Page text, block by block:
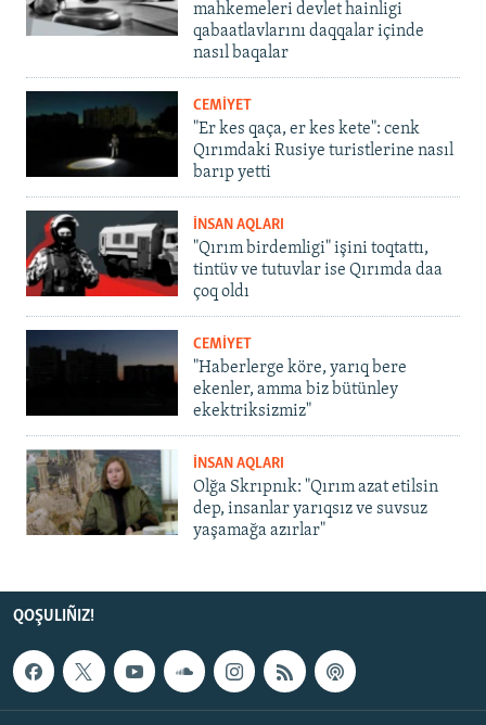
mahkemeleri devlet hainligi
qabaatlavlarını daqqalar içinde
nasıl baqalar
CEMİYET
"Er kes qaça, er kes kete": cenk
Qırımdaki Rusiye turistlerine nasıl
barıp yetti
İNSAN AQLARI
"Qırım birdemligi" işini toqtattı,
tintüv ve tutuvlar ise Qırımda daa
çoq oldı
CEMİYET
"Haberlerge köre, yarıq bere
ekenler, amma biz bütünley
ekektriksizmiz"
İNSAN AQLARI
Olğa Skrıpnık: "Qırım azat etilsin
dep, insanlar yarıqsız ve suvsuz
yaşamağa azırlar"
QOŞULIÑIZ!